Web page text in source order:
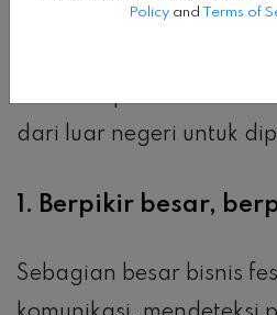
Anda ke tingkat
dari luar negeri untuk
1. Berpikir besar,
Sebagian besar bisnis
Policy and Terms of